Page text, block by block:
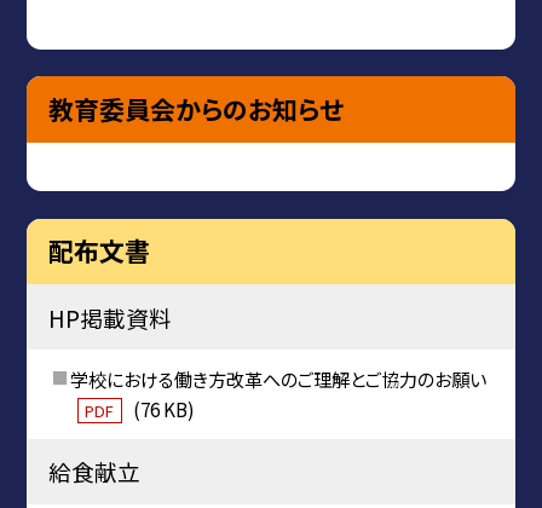
教育委員会からのお知らせ
配布文書
HP掲載資料
学校における働き方改革へのご理解とご協力のお願い
PDF (76 KB)
給食献立